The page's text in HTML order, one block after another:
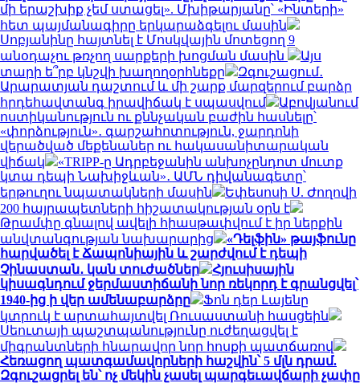
մի երաշխիք չեմ ստացել». Մխիթարյանը՝ «Ինտերի»
հետ պայմանագիրը երկարաձգելու մասին
Սոբյանինը հայտնել է Մոսկվային մոտեցող 9
անօդաչու թռչող սարքերի խոցման մասին
Այս
տարի ե՞րբ կնշվի խաղողօրհնեքը
Զգուշացում․
Արարատյան դաշտում և մի շարք մարզերում բարձր
հրդեհավտանգ իրավիճակ է սպասվում
Աբովյանում
ոստիկանություն ու քննչական բաժին հասնելը՝
«փորձություն»․ գարշահոտություն, ջարդոնի
վերածված մեքենաներ ու հակասանիտարական
վիճակ
«TRIPP-ը Ադրբեջանին անխոչընդոտ մուտք
կտա դեպի Նախիջևան»․ ԱՄՆ դիվանագետը՝
երթուղու նպատակների մասին
Եփեսոսի Ս. Ժողովի
200 հայրապետների հիշատակության օրն է
Թրամփը գնալով ավելի հիասթափվում է իր ներքին
անվտանգության նախարարից
«Դելֆին» թայֆունը
հարվածել է Ճապոնիային և շարժվում է դեպի
Չինաստան․ կան տուժածներ
Հյուսիսային
կիսագնդում ջերմաստիճանի նոր ռեկորդ է գրանցվել՝
1940-ից ի վեր ամենաբարձրը
Ֆոն դեր Լայենը
կտրուկ է արտահայտվել Ռուսաստանի հասցեին
Սեուտայի ​​պաշտպանությունը ուժեղացվել է
միգրանտների հնարավոր նոր հոսքի պատճառով
Հեռացող պատգամավորների հաշվին՝ 5 մլն դրամ.
Զգուշացրել են՝ ոչ մեկին չասել պարգեւավճարի չափը